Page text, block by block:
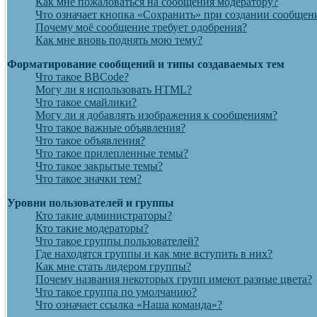
Что означает кнопка «Сохранить» при создании
Почему моё сообщение требует одобрения?
Как мне вновь поднять мою тему?
Форматирование сообщений и типы создаваемых тем
Что такое BBCode?
Могу ли я использовать HTML?
Что такое смайлики?
Могу ли я добавлять изображения к сообщениям?
Что такое важные объявления?
Что такое объявления?
Что такое прилепленные темы?
Что такое закрытые темы?
Что такое значки тем?
Уровни пользователей и группы
Кто такие администраторы?
Кто такие модераторы?
Что такое группы пользователей?
Где находятся группы и как мне вступить в них?
Как мне стать лидером группы?
Почему названия некоторых групп имеют разные цвета?
Что такое группа по умолчанию?
Что означает ссылка «Наша команда»?